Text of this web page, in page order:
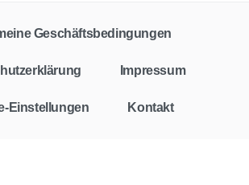
Geschäftsbedingungen
Impressum
Einstellungen Kontakt